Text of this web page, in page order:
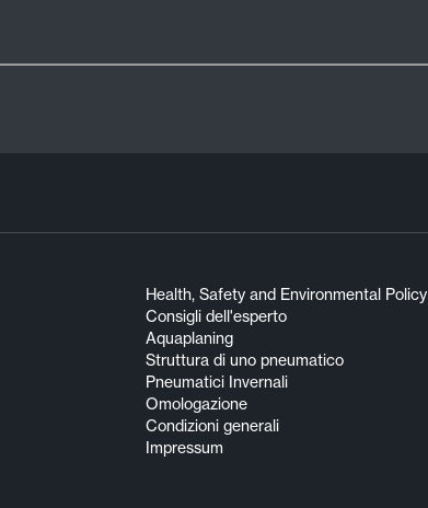
Health, Safety and Environmental Policy
Consigli dell'esperto
Aquaplaning
Struttura di uno pneumatico
Pneumatici Invernali
Omologazione
Condizioni generali
Impressum